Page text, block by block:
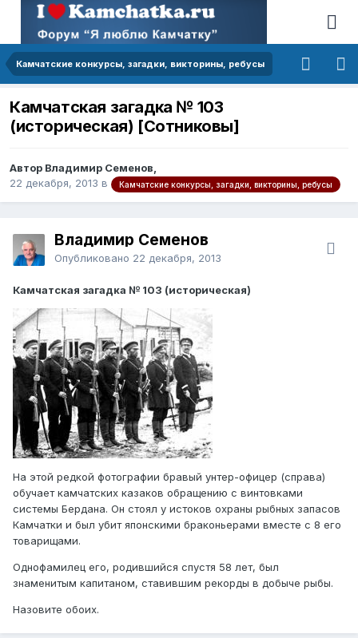
Камчатские конкурсы, загадки, викторины, ребусы
Камчатская загадка № 103
(историческая) [Сотниковы]
Автор Владимир Семенов,
22 декабря, 2013 в Камчатские конкурсы, загадки, викторины, ребусы
Владимир Семенов
Опубликовано 22 декабря, 2013
Камчатская загадка № 103 (историческая)
На этой редкой фотографии бравый унтер-офицер (справа)
обучает камчатских казаков обращению с винтовками
системы Бердана. Он стоял у истоков охраны рыбных запасов
Камчатки и был убит японскими браконьерами вместе с 8 его
товарищами.
Однофамилец его, родившийся спустя 58 лет, был
знаменитым капитаном, ставившим рекорды в добыче рыбы.
Назовите обоих.